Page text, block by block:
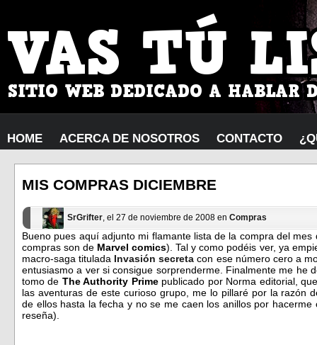
HOME ACERCA DE NOSOTROS CONTACTO
MIS COMPRAS DICIEMBRE
SrGrifter, el 27 de noviembre de 2008 en Compras
Bueno pues aquí adjunto mi flamante lista de la compra del
compras son de Marvel comics). Tal y como podéis ver, ya
macro-saga titulada Invasión secreta con ese número cero a
entusiasmo a ver si consigue sorprenderme. Finalmente me he
tomo de The Authority Primepublicado por Norma editorial,
las aventuras de este curioso grupo, me lo pillaré por la razón
de ellos hasta la fecha y no se me caen los anillos por
reseña).